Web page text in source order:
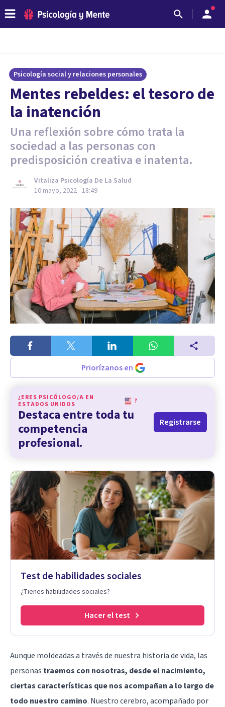
Psicología social y relaciones personales
Mentes rebeldes: el tesoro de
la inatención
Una reflexión sobre cómo trata la
sociedad a las personas con
predisposición creativa e inatenta.
Vitaliza Psicología De La Salud
10 mayo, 2022 - 18:49
Priorízanos en
¿ERES PSICÓLOGO/A EN
ESTADOS UNIDOS
?
Destaca entre toda tu
competencia
profesional.
Registrarse
Test de habilidades sociales
¿Tienes habilidades sociales?
Hacer el test
Aunque moldeadas a través de nuestra historia de vida, las
personas traemos con nosotras, desde el nacimiento,
ciertas características que nos acompañan a lo largo de
todo nuestro camino. Nuestro cerebro, acompañado por